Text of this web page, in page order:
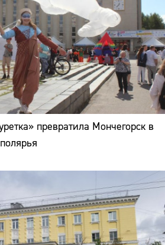
превратила Мончегорск в